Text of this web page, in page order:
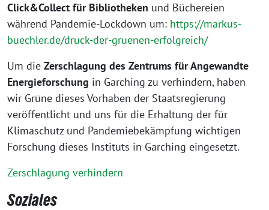
Click&Collect für Bibliotheken und Büchereien
während Pandemie-Lockdown um: https://markus-
buechler.de/druck-der-gruenen-erfolgreich/
Um die Zerschlagung des Zentrums für Angewandte
Energieforschung in Garching zu verhindern, haben
wir Grüne dieses Vorhaben der Staatsregierung
veröffentlicht und uns für die Erhaltung der für
Klimaschutz und Pandemiebekämpfung wichtigen
Forschung dieses Instituts in Garching eingesetzt.
Zerschlagung verhindern
Soziales